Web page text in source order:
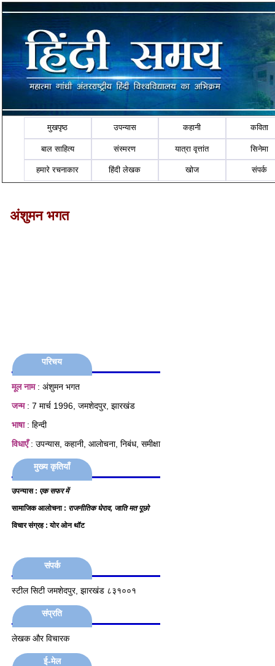
मुखपृष्ठ उपन्यास कहानी कविता
बाल साहित्य संस्मरण यात्रा वृत्तांत सिनेमा
हमारे रचनाकार हिंदी लेखक खोज संपर्क
अंशुमन भगत
परिचय
मूल नाम: अंशुमन भगत
जन्म: 7 मार्च 1996, जमशेदपुर, झारखंड
भाषा: हिन्दी
विधाएँ: उपन्यास, कहानी, आलोचना, निबंध, समीक्षा
मुख्य कृतियाँ
उपन्यास : एक सफर में
सामाजिक आलोचना : राजनीतिक घेराव, जाति मत पूछो
विचार संग्रह : योर ओन थॉट
संपर्क
स्टील सिटी जमशेदपुर, झारखंड ८३१००१
संप्रति
लेखक और विचारक
ई-मेल